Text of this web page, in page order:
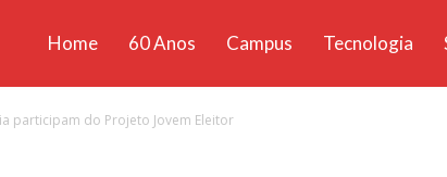
Home 60 Anos Campus Tecnologia
participam do Projeto Jovem Eleitor